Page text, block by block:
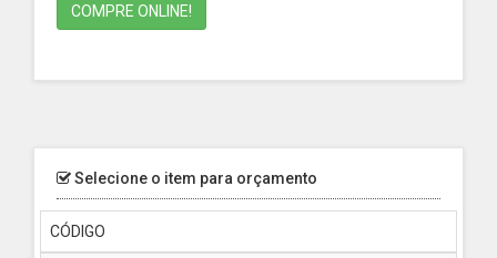
COMPRE ONLINE!
Selecione o item para orçamento
CÓDIGO